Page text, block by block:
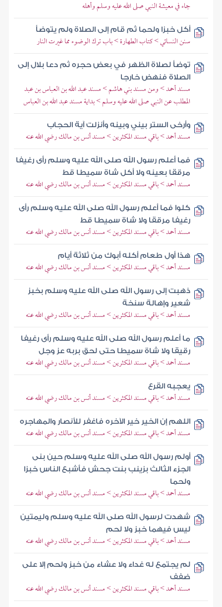
جاء في معيشة النبي صلى الله عليه وسلم وأهله
أكل خبزا ولحما ثم قام إلى الصلاة ولم يتوضأ
سنن النسائي > كتاب الطهارة > باب ترك الوضوء مما غيرت النار
توضأ لصلاة الظهر في بعض حجره ثم دعا بلال إلى
الصلاة فنهض خارجا
مسند أحمد > ومن مسند بني هاشم > مسند عبد الله بن العباس بن عبد
المطلب عن النبي صلى الله عليه وسلم > بداية مسند عبد الله بن العباس
وأرخى الستر بيني وبينه وأنزلت آية الحجاب
مسند أحمد > باقي مسند المكثرين > مسند أنس بن مالك رضي الله عنه
فما أعلم رسول الله صلى الله عليه وسلم رأى رغيفا
مرققا بعينه ولا أكل شاة سميطا قط
مسند أحمد > باقي مسند المكثرين > مسند أنس بن مالك رضي الله عنه
كلوا فما أعلم رسول الله صلى الله عليه وسلم رأى
رغيفا مرققا ولا شاة سميطا قط
مسند أحمد > باقي مسند المكثرين > مسند أنس بن مالك رضي الله عنه
هذا أول طعام أكله أبوك من ثلاثة أيام
مسند أحمد > باقي مسند المكثرين > مسند أنس بن مالك رضي الله عنه
ذهبت إلى رسول الله صلى الله عليه وسلم بخبز
شعير وإهالة سنخة
مسند أحمد > باقي مسند المكثرين > مسند أنس بن مالك رضي الله عنه
ما أعلم رسول الله صلى الله عليه وسلم رأى رغيفا
رقيقا ولا شاة سميطا حتى لحق بربه عز وجل
مسند أحمد > باقي مسند المكثرين > مسند أنس بن مالك رضي الله عنه
يعجبه القرع
مسند أحمد > باقي مسند المكثرين > مسند أنس بن مالك رضي الله عنه
اللهم إن الخير خير الآخره فاغفر للأنصار والمهاجره
مسند أحمد > باقي مسند المكثرين > مسند أنس بن مالك رضي الله عنه
أولم رسول الله صلى الله عليه وسلم حين بنى
الجزء الثالث بزينب بنت جحش فأشبع الناس خبزا
ولحما
مسند أحمد > باقي مسند المكثرين > مسند أنس بن مالك رضي الله عنه
شهدت لرسول الله صلى الله عليه وسلم وليمتين
ليس فيهما خبز ولا لحم
مسند أحمد > باقي مسند المكثرين > مسند أنس بن مالك رضي الله عنه
لم يجتمع له غداء ولا عشاء من خبز ولحم إلا على
ضفف
مسند أحمد > باقي مسند المكثرين > مسند أنس بن مالك رضي الله عنه